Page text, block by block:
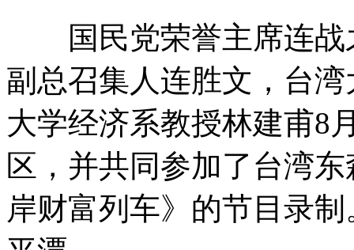
周克华神秘女友已被警方拘捕
国民党荣誉主席连战
副总召集人连胜文，台
大学经济系教授林建甫8
区，并共同参加了台湾
岸财富列车》的节目录